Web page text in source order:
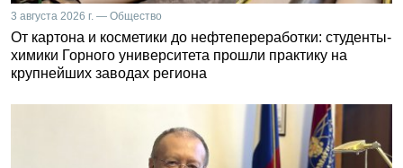
3 августа 2026 г. — Общество
От картона и косметики до нефтепереработки: студенты-
химики Горного университета прошли практику на
крупнейших заводах региона